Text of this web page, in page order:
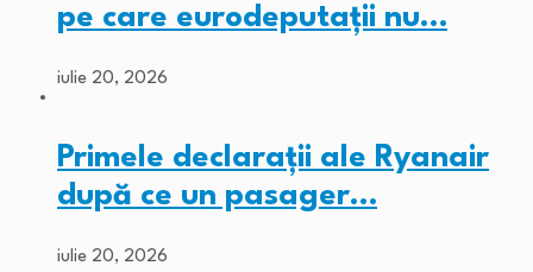
pe care eurodeputații nu…
iulie 20, 2026
Primele declarații ale Ryanair
după ce un pasager…
iulie 20, 2026